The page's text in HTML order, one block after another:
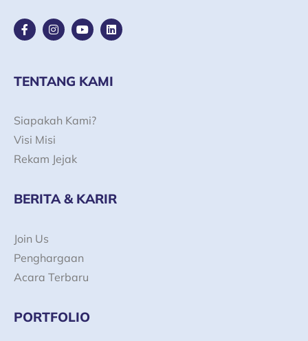
F
a
o
o
f
I
n
g
r
Y
o
b
e
L
i
d
i
TENTANG KAMI
Siapakah Kami?
Visi Misi
Rekam Jejak
BERITA & KARIR
Join Us
Penghargaan
Acara Terbaru
PORTFOLIO